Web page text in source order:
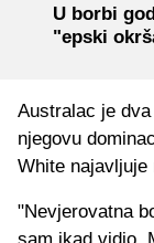
U borbi
"epski
Australac je
njegovu
White najavljuje
"Nevjerovatna
sam ikad vidio.